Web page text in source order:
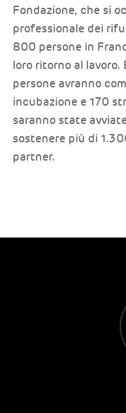
Fondazione, che si
professionale dei
800 persone in
loro ritorno al
persone avranno
incubazione e 170
saranno state
sostenere più di
partner.